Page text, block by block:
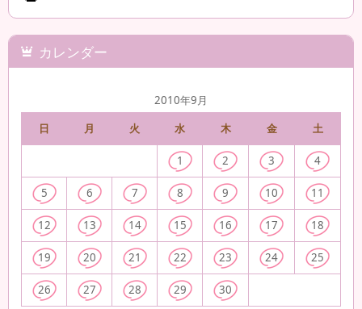
カレンダー
2010年9月
日
月 火 水 木 金 土
1 2 3 4
5 6 7 8 9 10 11
12 13 14 15 16 17 18
19 20 21 22 23 24 25
26 27 28 29 30